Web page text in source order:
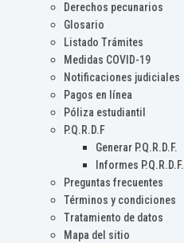
Derechos pecunarios
Glosario
Listado Trámites
Medidas COVID-19
Notificaciones judiciales
Pagos en línea
Póliza estudiantil
P.Q.R.D.F
Generar P.Q.R.D.F.
Informes P.Q.R.D.F.
Preguntas frecuentes
Términos y condiciones
Tratamiento de datos
Mapa del sitio